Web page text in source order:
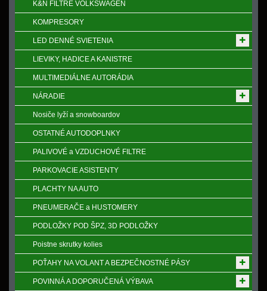
K&N FILTRE VOLKSWAGEN
KOMPRESORY
LED DENNÉ SVIETENIA
LIEVIKY, HADICE A KANISTRE
MULTIMEDIÁLNE AUTORÁDIA
NÁRADIE
Nosiče lyží a snowboardov
OSTATNÉ AUTODOPLNKY
PALIVOVÉ a VZDUCHOVÉ FILTRE
PARKOVACIE ASISTENTY
PLACHTY NA AUTO
PNEUMERAČE a HUSTOMERY
PODLOŽKY POD ŠPZ, 3D PODLOŽKY
Poistne skrutky kolies
POŤAHY NA VOLANT A BEZPEČNOSTNÉ PÁSY
POVINNÁ A DOPORUČENÁ VÝBAVA